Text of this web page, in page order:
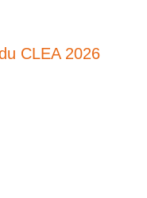
CLEA 2026